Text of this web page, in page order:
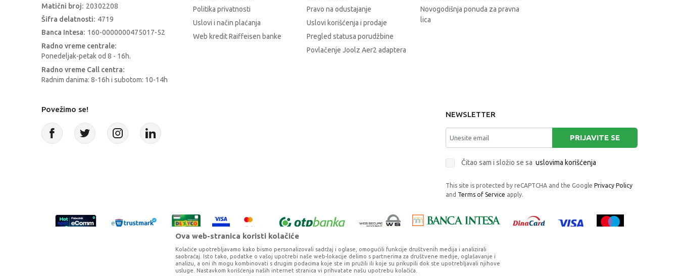
Matični broj: 20302208
Šifra delatnosti: 4719
Banca Intesa: 160-0000000475017-52
Radno vreme centrale:
Ponedeljak-petak od 8 - 16h.
Radno vreme Call centra:
Radnim danima: 8-16h i subotom: 10-14h
Politika privatnosti
Uslovi i način plaćanja
Web kredit Raiffeisen banke
Pravo na odustajanje
Uslovi korišćenja i prodaje
Pregled statusa porudžbine
Povlačenje Joolz Aer2 adaptera
Novogodišnja ponuda za pravna
lica
Povežimo se!
NEWSLETTER
PRIJAVITE SE
Čitao sam i složio se sa uslovima korišćenja
This site is protected by reCAPTCHA and the Google Privacy Policy
and Terms of Service apply.
Ova web-stranica koristi kolačiće
Kolačiće upotrebljavamo kako bismo personalizovali sadržaj i oglase, omogućili funkcije društvenih medija i analizirali
saobraćaj. Isto tako, podatke o vašoj upotrebi naše web-lokacije delimo s partnerima za društvene medije, oglašavanje i
analizu, a oni ih mogu kombinovati s drugim podacima koje ste im pružili ili koje su prikupili dok ste upotrebljavali njihove
usluge. Nastavkom korišćenja naših internet stranica vi prihvatate našu upotrebu kolačića.